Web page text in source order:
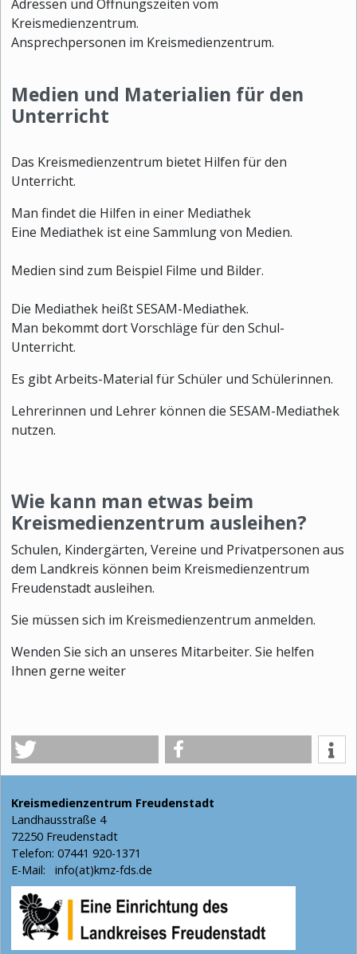
Adressen und Öffnungszeiten vom
Kreismedienzentrum.
Ansprechpersonen im Kreismedienzentrum.
Medien und Materialien für den
Unterricht
Das Kreismedienzentrum bietet Hilfen für den
Unterricht.
Man findet die Hilfen in einer Mediathek
Eine Mediathek ist eine Sammlung von Medien.
Medien sind zum Beispiel Filme und Bilder.
Die Mediathek heißt SESAM-Mediathek.
Man bekommt dort Vorschläge für den Schul-
Unterricht.
Es gibt Arbeits-Material für Schüler und Schülerinnen.
Lehrerinnen und Lehrer können die SESAM-Mediathek
nutzen.
Wie kann man etwas beim
Kreismedienzentrum ausleihen?
Schulen, Kindergärten, Vereine und Privatpersonen aus
dem Landkreis können beim Kreismedienzentrum
Freudenstadt ausleihen.
Sie müssen sich im Kreismedienzentrum anmelden.
Wenden Sie sich an unseres Mitarbeiter. Sie helfen
Ihnen gerne weiter
Kreismedienzentrum Freudenstadt
Landhausstraße 4
72250 Freudenstadt
Telefon: 07441 920-1371
E-Mail:
info(at)kmz-fds.de